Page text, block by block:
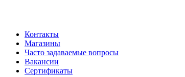
Контакты
Магазины
Часто задаваемые вопросы
Вакансии
Сертификаты